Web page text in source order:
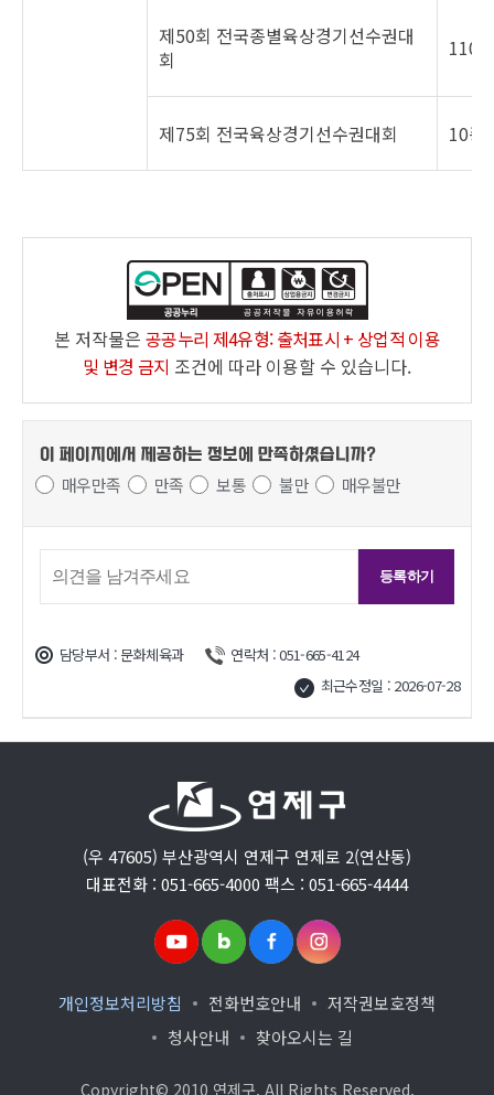
제50회 전국종별육상경기선수권대
회
제75회 전국육상경기선수권대회 10종
본 저작물은 공공누리 제4유형: 출처표시 + 상업적 이용
및 변경 금지 조건에 따라 이용할 수 있습니다.
담당부서 : 문화체육과
연락처 : 051-665-4124
최근수정일 : 2026-07-28
이 페이지에서 제공하는 정보에 만족하셨습니까?
매우만족 만족 보통 불만 매우불만
(우 47605) 부산광역시 연제구 연제로 2(연산동)
대표전화 : 051-665-4000 팩스 : 051-665-4444
개인정보처리방침 전화번호안내
저작권보호정책
청사안내
찾아오시는 길
Copyright© 2010 연제구. All Rights Reserved.